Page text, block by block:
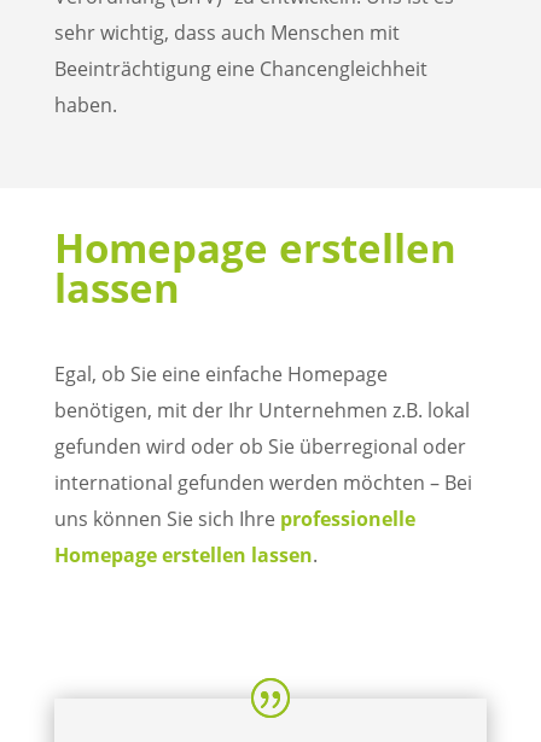
sehr wichtig, dass auch Menschen mit
Beeinträchtigung eine Chancengleichheit
haben.
Homepage erstellen
lassen
Egal, ob Sie eine einfache Homepage
benötigen, mit der Ihr Unternehmen z.B. lokal
gefunden wird oder ob Sie überregional oder
international gefunden werden möchten – Bei
uns können Sie sich Ihre professionelle
Homepage erstellen lassen.